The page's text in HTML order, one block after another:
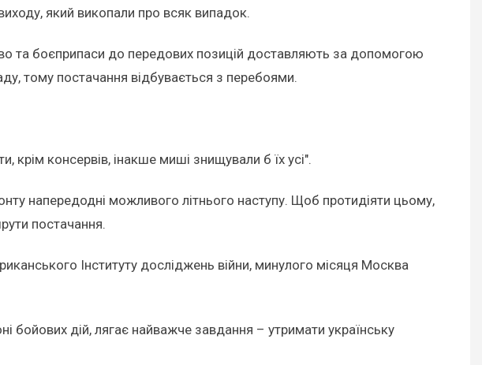
який викопали про всяк випадок.
та боєприпаси до передових позицій доставляють за допомогою
тому постачання відбувається з перебоями.
консервів, інакше миші знищували б їх усі".
напередодні можливого літнього наступу. Щоб протидіяти цьому,
постачання.
Інституту досліджень війни, минулого місяця Москва
бойових дій, лягає найважче завдання – утримати українську